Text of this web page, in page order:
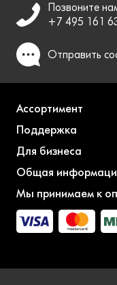
Позвоните
+7 495 161
Отправить
Ассортимент
Поддержка
Для бизнеса
Общая
Мы принимаем к